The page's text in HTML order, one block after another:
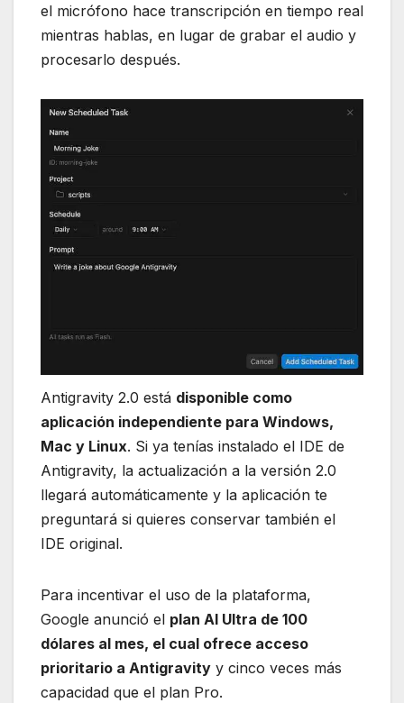
el micrófono hace transcripción en tiempo real
mientras hablas, en lugar de grabar el audio y
procesarlo después.
Antigravity 2.0 está disponible como
aplicación independiente para Windows,
Mac y Linux. Si ya tenías instalado el IDE de
Antigravity, la actualización a la versión 2.0
llegará automáticamente y la aplicación te
preguntará si quieres conservar también el
IDE original.
Para incentivar el uso de la plataforma,
Google anunció el plan AI Ultra de 100
dólares al mes, el cual ofrece acceso
prioritario a Antigravity y cinco veces más
capacidad que el plan Pro.